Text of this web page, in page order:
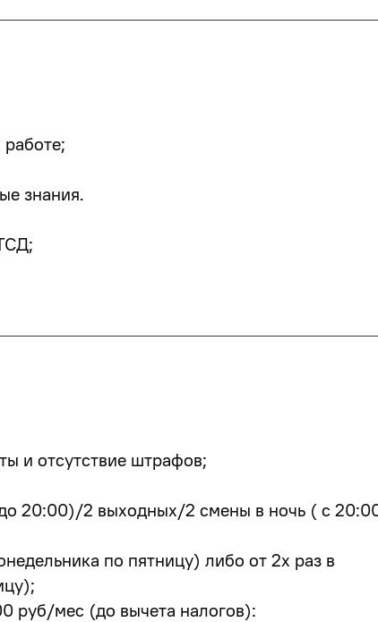
знания.
и отсутствие штрафов;
20:00)/2 выходных/2 смены в ночь ( с
по пятницу) либо от 2х раз в
руб/мес (до вычета налогов):